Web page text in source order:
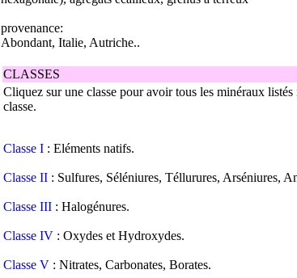
provenance:
Abondant, Italie, Autriche..
CLASSES
Cliquez sur une classe pour avoir tous les minéraux listés
classe.
Classe I : Eléments natifs.
Classe II : Sulfures, Séléniures, Téllurures, Arséniures,
Classe III : Halogénures.
Classe IV : Oxydes et Hydroxydes.
Classe V : Nitrates, Carbonates, Borates.